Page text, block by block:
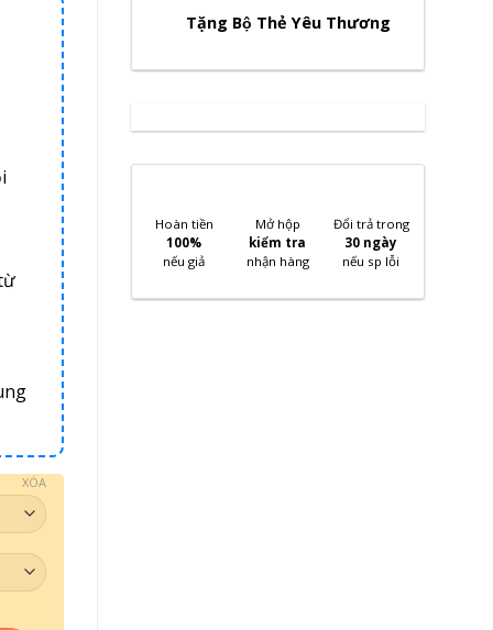
XÓA
Tặng Bộ Thẻ Yêu Thương
Hoàn tiền
100%
nếu giả
Mở hộp
kiểm tra
nhận hàng
Đổi trả trong
30 ngày
nếu sp lỗi